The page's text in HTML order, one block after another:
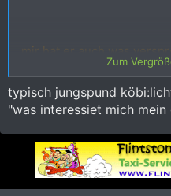
mir hat er auch was
nichts mehr wissen...
mir geht es einfach ums
versprochene....
köbi
Zum
typisch jungspund
"was interessiet mich